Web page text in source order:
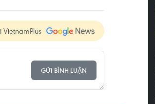
VietnamPlus
GỬI BÌNH LUẬN